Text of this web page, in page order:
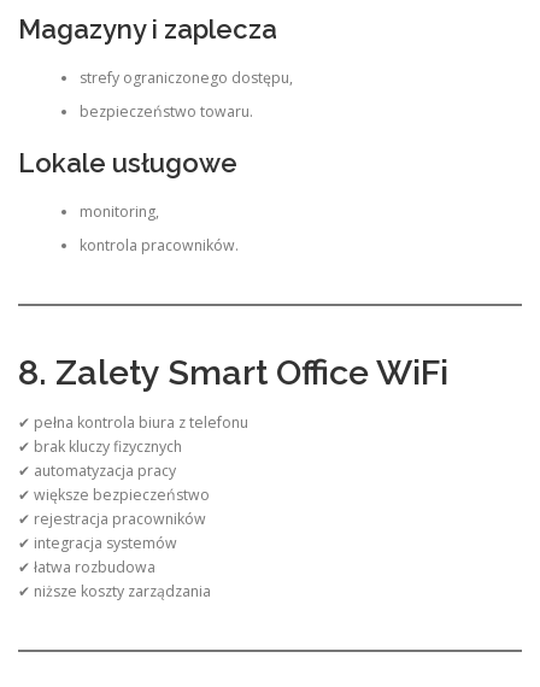
Magazyny i zaplecza
strefy ograniczonego dostępu,
bezpieczeństwo towaru.
Lokale usługowe
monitoring,
kontrola pracowników.
8. Zalety Smart Office WiFi
✔ pełna kontrola biura z telefonu
✔ brak kluczy fizycznych
✔ automatyzacja pracy
✔ większe bezpieczeństwo
✔ rejestracja pracowników
✔ integracja systemów
✔ łatwa rozbudowa
✔ niższe koszty zarządzania